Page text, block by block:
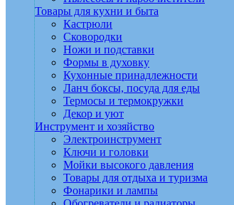
Товары для кухни и быта
Кастрюли
Сковородки
Ножи и подставки
Формы в духовку
Кухонные принадлежности
Ланч боксы, посуда для еды
Термосы и термокружки
Декор и уют
Инструмент и хозяйство
Электроинструмент
Ключи и головки
Мойки высокого давления
Товары для отдыха и туризма
Фонарики и лампы